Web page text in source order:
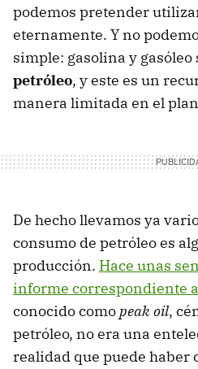
podemos pretender
eternamente. Y no
simple: gasolina y
petróleo, y este es un
manera limitada en el
De hecho llevamos ya
consumo de petróleo es
producción. Hace unas
informe correspondiente
conocido comopeak oil,
petróleo, no era una
realidad que puede haber